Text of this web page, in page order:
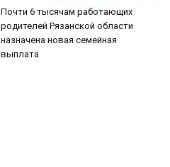
Почти 6 тысячам работающих
родителей Рязанской области
назначена новая семейная
выплата